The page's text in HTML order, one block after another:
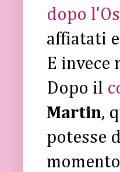
dopo
affiatati
E invece
Dopo il
Martin,
potesse